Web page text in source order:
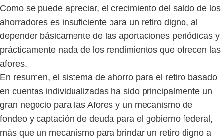
Como se puede apreciar, el crecimiento del saldo de los
ahorradores es insuficiente para un retiro digno, al
depender básicamente de las aportaciones periódicas y
prácticamente nada de los rendimientos que ofrecen las
afores.
En resumen, el sistema de ahorro para el retiro basado
en cuentas individualizadas ha sido principalmente un
gran negocio para las Afores y un mecanismo de
fondeo y captación de deuda para el gobierno federal,
más que un mecanismo para brindar un retiro digno a